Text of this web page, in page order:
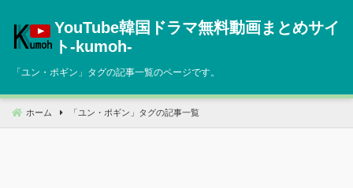
へ
動
YouTube韓国ドラマ無料動画まとめサイ
ト‐kumoh‐
「 ユン・ポギン 」タグの記事一覧のページです。
ホーム 「 ユン・ポギン 」タグの記事一覧